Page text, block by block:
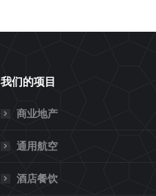
我们的项目
商业地产
通用航空
酒店餐饮